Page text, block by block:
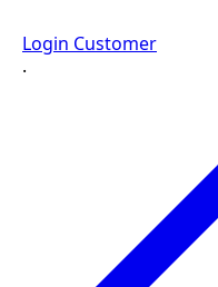
Login Customer
·